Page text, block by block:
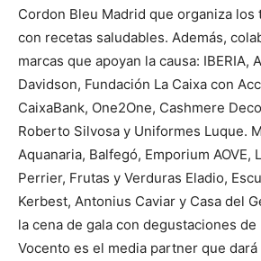
Cordon Bleu Madrid que organiza los
con recetas saludables. Además,
marcas que apoyan la causa: IBERIA,
Davidson, Fundación La Caixa con
CaixaBank, One2One, Cashmere
Roberto Silvosa y Uniformes Luque.
Aquanaria, Balfegó, Emporium AOVE,
Perrier, Frutas y Verduras Eladio,
Kerbest, Antonius Caviar y Casa del
la cena de gala con degustaciones
Vocento es el media partner que